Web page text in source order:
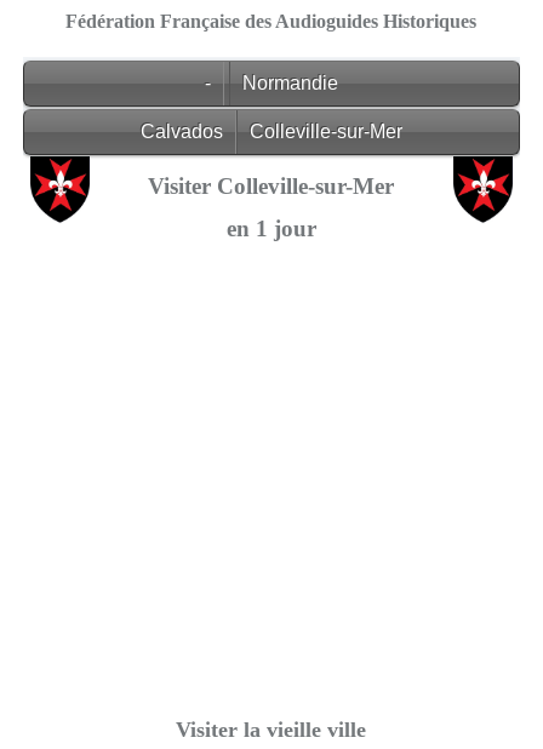
Fédération Française des Audioguides Historiques
- Normandie
Calvados Colleville-sur-Mer
Visiter Colleville-sur-Mer
en 1 jour
Visiter la vieille ville